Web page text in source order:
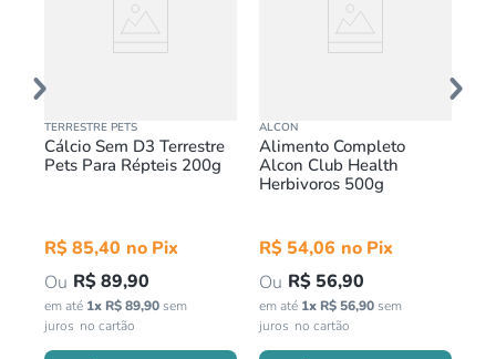
TERRESTRE PETS
Cálcio Sem D3 Terrestre
Pets Para Répteis 200g
R$85,40
R$89,90
em até 1x R$89,90sem
juros
ALCON
Alimento Completo
Alcon Club Health
Herbivoros 500g
R$ 54,06
R$ 56,90
em até 1x R$56,90sem
juros